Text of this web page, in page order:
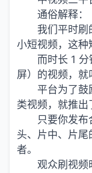
通俗解释：
我们平时刷
小短视频，这种
而时长 1
屏）的视频，就
平台为了鼓
类视频，就推出
只要你发
头、片中、片
者。
观众刷视频